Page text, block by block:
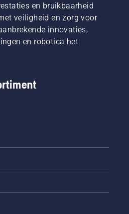
en bruikbaarheid
veiligheid en zorg voor
innovaties,
en robotica het